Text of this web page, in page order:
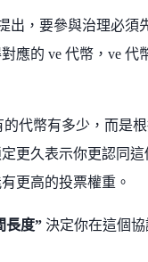
出，要參與治理必須
應的 ve 代幣，ve 代
代幣有多少，而是
更久表示你更認同這
更高的投票權重。
長度” 決定你在這個協